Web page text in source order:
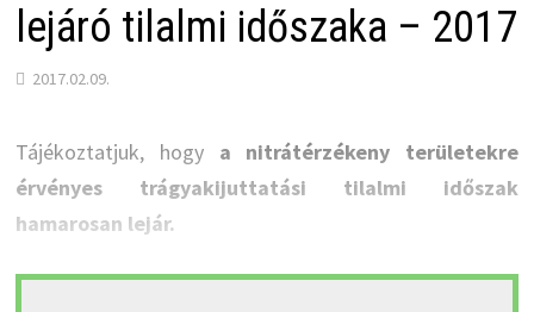
lejáró tilalmi időszaka – 2017
2017.02.09.
Tájékoztatjuk, hogy a nitrátérzékeny területekre
érvényes trágyakijuttatási tilalmi időszak
hamarosan lejár.